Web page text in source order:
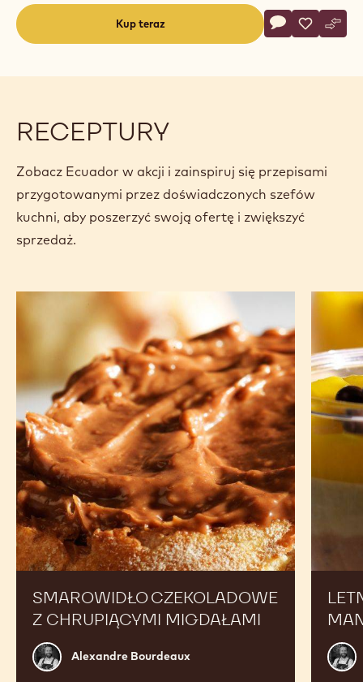
Kup teraz
Actions
Napisz
- Ecuador
Zapisz
- Ecuador
-
RECEPTURY
Zobacz Ecuador w akcji i zainspiruj się przepisami
przygotowanymi przez doświadczonych szefów
kuchni, aby poszerzyć swoją ofertę i zwiększyć
sprzedaż.
SMAROWIDŁO CZEKOLADOWE
Z CHRUPIĄCYMI MIGDAŁAMI
Alexandre
Bourdeaux
Alexandre Bourdeaux
czekoladowe
z chrupiącymi
Letni
mango